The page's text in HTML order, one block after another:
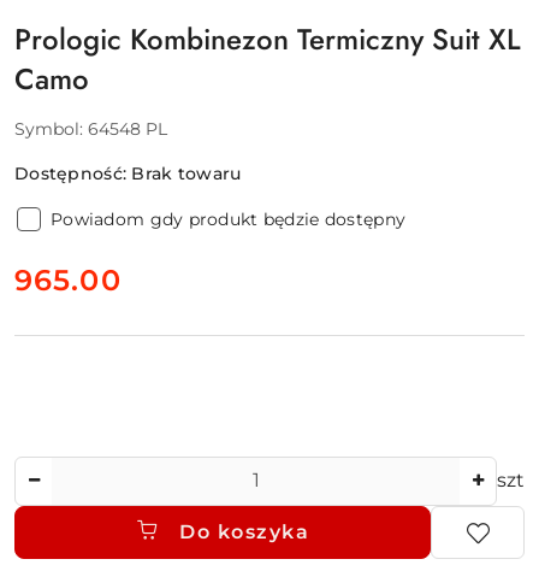
Prologic Kombinezon Termiczny Suit XL
Camo
Symbol: 64548 PL
Dostępność: Brak towaru
Powiadom gdy produkt będzie dostępny
cena:
965.00
szt
Do koszyka